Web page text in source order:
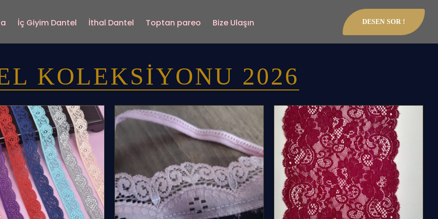
İç Giyim Dantel İthal Dantel Toptan pareo Bize Ulaşın DESEN SOR !
KOLEKSIYONU 2026